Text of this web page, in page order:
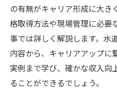
の有無がキャリア形成に大き
格取得方法や現場管理に必要
事では詳しく解説します。水
内容から、キャリアアップに
実例まで学び、確かな収入向
ることができるでしょう。